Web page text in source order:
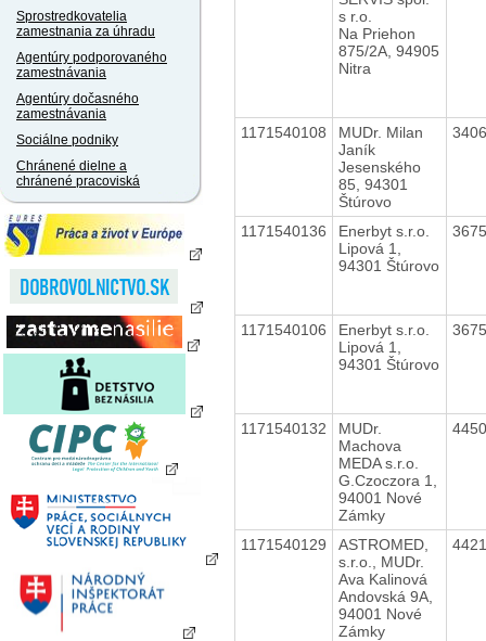
Sprostredkovatelia
zamestnania za úhradu
Agentúry podporovaného
zamestnávania
Agentúry dočasného
zamestnávania
Sociálne podniky
Chránené dielne a
chránené pracoviská
s r.o.
Na Priehon
875/2A, 94905
Nitra
1171540108
MUDr. Milan
Janík
Jesenského
85, 94301
Štúrovo
1171540136
Enerbyt s.r.o.
Lipová 1,
94301 Štúrovo
1171540106
Enerbyt s.r.o.
Lipová 1,
94301 Štúrovo
1171540132
MUDr.
Machova
MEDA s.r.o.
G.Czoczora 1,
94001 Nové
Zámky
1171540129
ASTROMED,
s.r.o., MUDr.
Ava Kalinová
Andovská 9A,
94001 Nové
Zámky